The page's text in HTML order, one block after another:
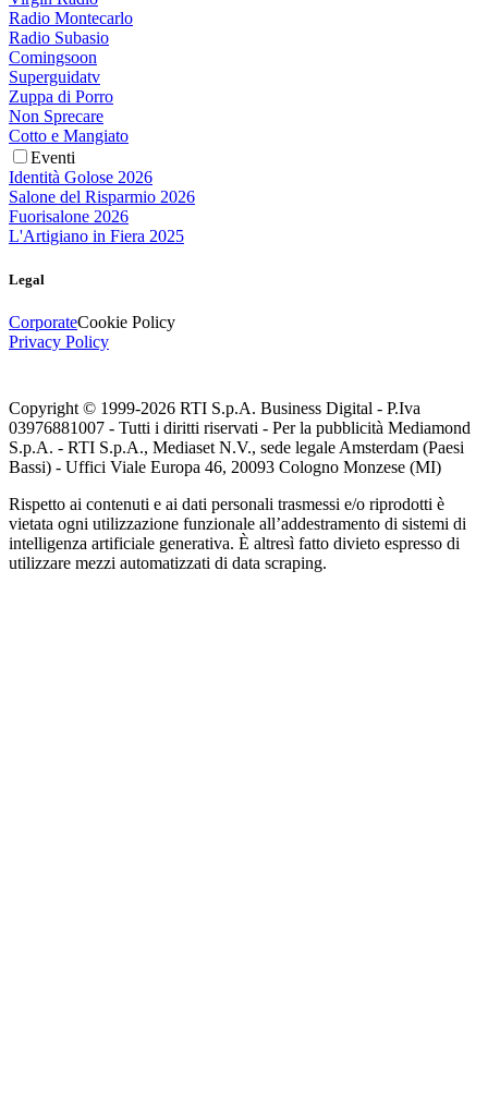
Radio Montecarlo
Radio Subasio
Comingsoon
Superguidatv
Zuppa di Porro
Non Sprecare
Cotto e Mangiato
Eventi
Identità Golose 2026
Salone del Risparmio 2026
Fuorisalone 2026
L'Artigiano in Fiera 2025
Legal
CorporateCookie Policy
Privacy Policy
Copyright © 1999-2026 RTI S.p.A. Business Digital - P.Iva
03976881007 - Tutti i diritti riservati - Per la pubblicità Mediamond
S.p.A. - RTI S.p.A., Mediaset N.V., sede legale Amsterdam (Paesi
Bassi) - Uffici Viale Europa 46, 20093 Cologno Monzese (MI)
Rispetto ai contenuti e ai dati personali trasmessi e/o riprodotti è
vietata ogni utilizzazione funzionale all’addestramento di sistemi di
intelligenza artificiale generativa. È altresì fatto divieto espresso di
utilizzare mezzi automatizzati di data scraping.